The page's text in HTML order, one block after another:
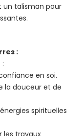
un talisman pour
:
en soi.
la douceur et de
spirituelles
les travaux